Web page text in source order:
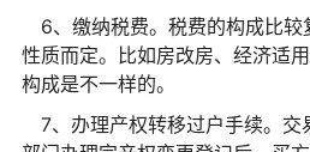
6、缴纳税费。税费的构成比
性质而定。比如房改房、经济适
构成是不一样的。
7、办理产权转移过户手续。交